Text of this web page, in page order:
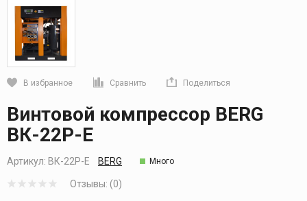
В избранное Сравнить Поделиться
Кликните, чтобы скопировать прямую ссылку
Винтовой компрессор BERG
ВК-22Р-E
Артикул: ВК-22Р-E BERG Много
Отзывы: (0)